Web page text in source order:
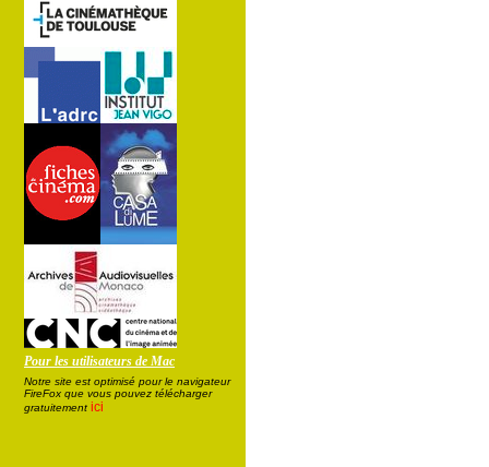
Pour les utilisateurs de Mac
Notre site est optimisé pour le navigateur
FireFox que vous pouvez télécharger
gratuitement ici